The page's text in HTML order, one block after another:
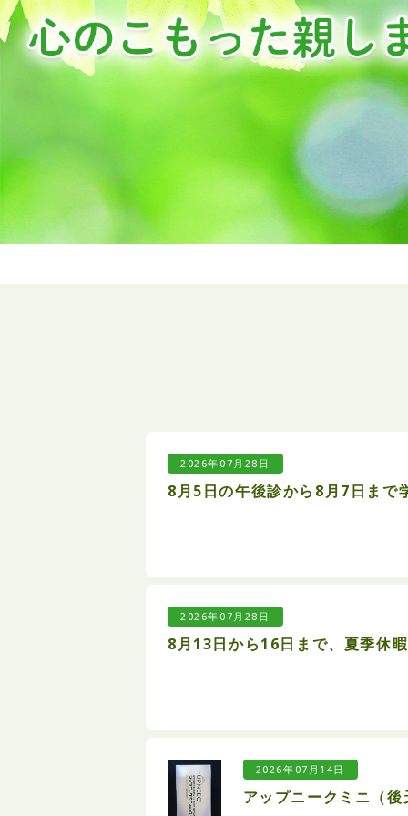
2026年07月28日
8月5日の午後診から8月7日まで
2026年07月28日
8月13日から16日まで、夏季休
2026年07月14日
アップニークミニ（